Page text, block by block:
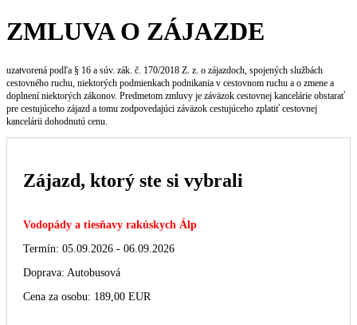
ZMLUVA O ZÁJAZDE
uzatvorená podľa § 16 a súv. zák. č. 170/2018 Z. z. o zájazdoch, spojených službách
cestovného ruchu, niektorých podmienkach podnikania v cestovnom ruchu a o zmene a
doplnení niektorých zákonov. Predmetom zmluvy je záväzok cestovnej kancelárie obstarať
pre cestujúceho zájazd a tomu zodpovedajúci záväzok cestujúceho zplatiť cestovnej
kancelárii dohodnutú cenu.
Zájazd, ktorý ste si vybrali
Vodopády a tiesňavy rakúskych Álp
Termín: 05.09.2026 - 06.09.2026
Doprava: Autobusová
Cena za osobu: 189,00 EUR